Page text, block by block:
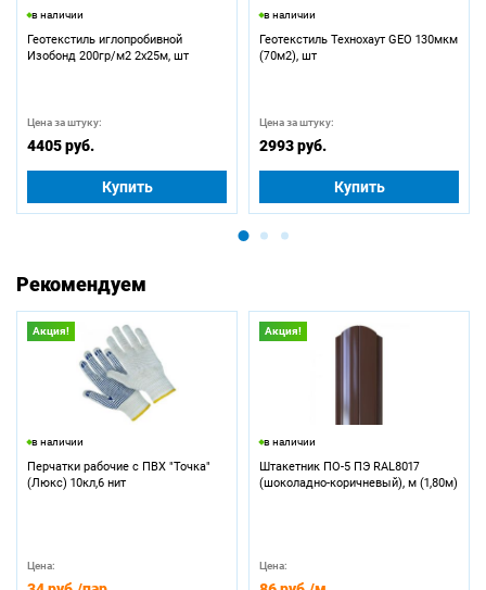
в наличии
Геотекстиль иглопробивной
Изобонд 200гр/м2 2х25м, шт
Цена за штуку:
4405 руб.
Купить
в наличии
Геотекстиль Технохаут GEO 130мкм
(70м2), шт
Цена за штуку:
2993 руб.
Купить
Рекомендуем
Акция!
в наличии
Перчатки рабочие с ПВХ "Точка"
(Люкс) 10кл,6 нит
Цена:
Акция!
в наличии
Штакетник ПО-5 ПЭ RAL8017
(шоколадно-коричневый), м (1,80м)
Цена: